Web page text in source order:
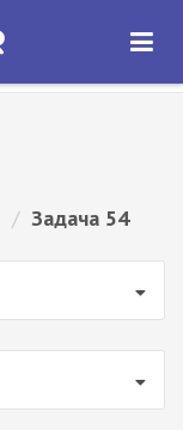
ОТКРЫТЬ
/ Задача 54